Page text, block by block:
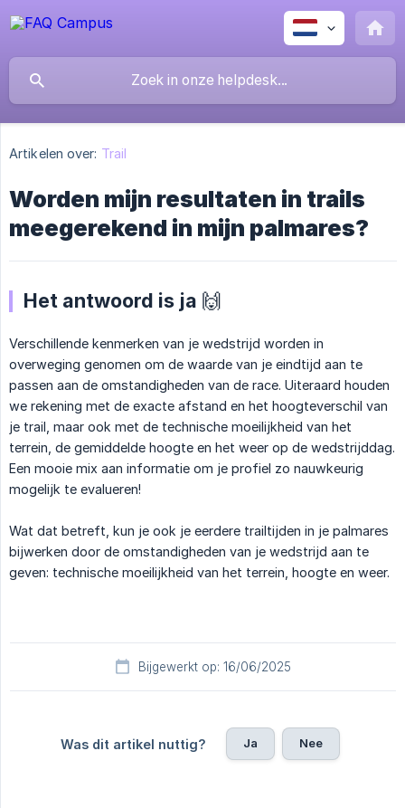
Artikelen over: Trail
Worden mijn resultaten in trails
meegerekend in mijn palmares?
Het antwoord is ja 🙌
Verschillende kenmerken van je wedstrijd worden in
overweging genomen om de waarde van je eindtijd aan te
passen aan de omstandigheden van de race. Uiteraard houden
we rekening met de exacte afstand en het hoogteverschil van
je trail, maar ook met de technische moeilijkheid van het
terrein, de gemiddelde hoogte en het weer op de wedstrijddag.
Een mooie mix aan informatie om je profiel zo nauwkeurig
mogelijk te evalueren!
Wat dat betreft, kun je ook je eerdere trailtijden in je palmares
bijwerken door de omstandigheden van je wedstrijd aan te
geven: technische moeilijkheid van het terrein, hoogte en weer.
Bijgewerkt op: 16/06/2025
Was dit artikel nuttig? Ja Nee